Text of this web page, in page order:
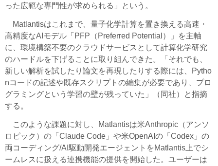
った広範な専門性が求められる」という。
Matlantisはこれまで、量子化学計算を置き換える高速・
高精度なAIモデル「PFP（Preferred Potential）」を主軸
に、環境構築不要のクラウドサービスとして計算化学研究
のハードルを下げることに取り組んできた。「それでも、
新しい解析を試したり論文を再現したりする際には、Pytho
nコードの記述や既存スクリプトの編集が必要であり、プロ
グラミングという学習の壁が残っていた」（同社）と指摘
する。
このような課題に対し、Matlantisは米Anthropic（アンソ
ロピック）の「Claude Code」や米OpenAIの「Codex」の
両コーディング/AI駆動開発エージェントをMatlantis上でシ
ームレスに扱える連携機能の提供を開始した。ユーザーは